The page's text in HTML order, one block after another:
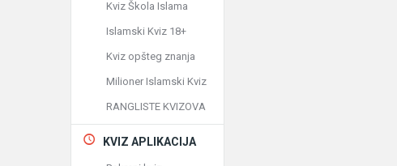
Kviz Škola Islama
Islamski Kviz 18+
Kviz opšteg znanja
Milioner Islamski Kviz
RANGLISTE KVIZOVA
KVIZ APLIKACIJA